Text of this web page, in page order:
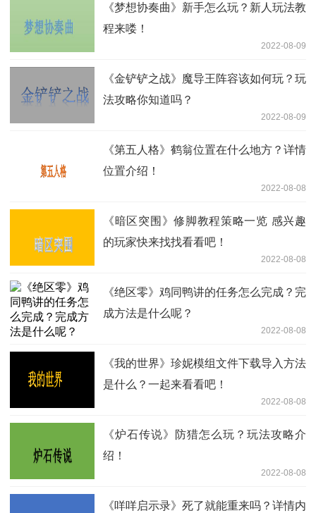
《梦想协奏曲》新手怎么玩？新人玩法教
程来喽！
2022-08-09
《金铲铲之战》魔导王阵容该如何玩？玩
法攻略你知道吗？
2022-08-09
《第五人格》鹤翁位置在什么地方？详情
位置介绍！
2022-08-08
《暗区突围》修脚教程策略一览 感兴趣
的玩家快来找找看看吧！
2022-08-08
《绝区零》鸡同鸭讲的任务怎么完成？完
成方法是什么呢？
2022-08-08
《我的世界》珍妮模组文件下载导入方法
是什么？一起来看看吧！
2022-08-08
《炉石传说》防猎怎么玩？玩法攻略介
绍！
2022-08-08
《咩咩启示录》死了就能重来吗？详情内